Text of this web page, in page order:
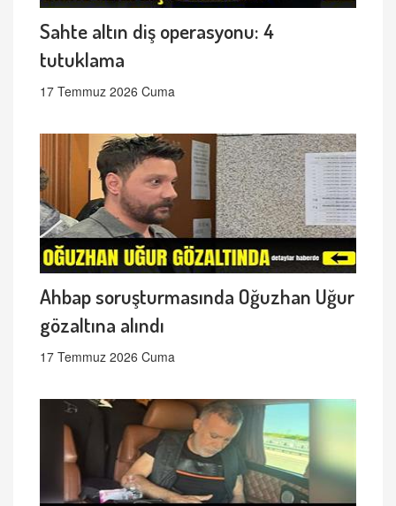
Sahte altın diş operasyonu: 4
tutuklama
17 Temmuz 2026 Cuma
Ahbap soruşturmasında Oğuzhan Uğur
gözaltına alındı
17 Temmuz 2026 Cuma